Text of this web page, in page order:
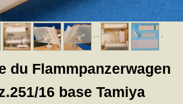
du Flammpanzerwagen
16 base Tamiya